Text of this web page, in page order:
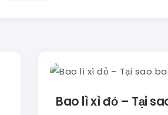
Bao lì xì đỏ – Tại